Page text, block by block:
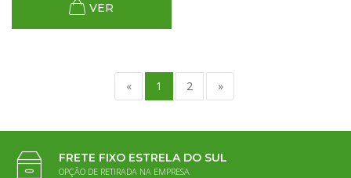
VER
« 1 2 »
FRETE FIXO ESTRELA DO SUL
OPÇÃO DE RETIRADA NA EMPRESA